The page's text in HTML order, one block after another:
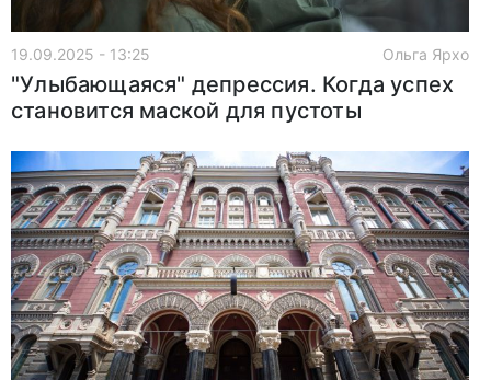
19.09.2025 - 13:25 Ольга Ярхо
"Улыбающаяся" депрессия. Когда успех
становится маской для пустоты